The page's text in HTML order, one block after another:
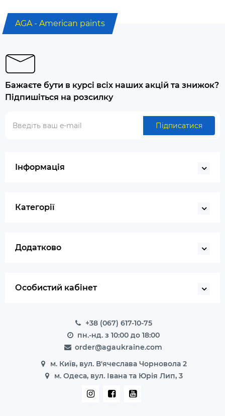
AGA - American paints
Бажаєте бути в курсі всіх наших акцій та знижок?
Підпишіться на розсилку
Підписатися
Інформація
Категорії
Додатково
Особистий кабінет
+38 (067) 617-10-75
пн.-нд. з 10:00 до 18:00
order@agaukraine.com
м. Київ, вул. В'ячеслава Чорновола 2
м. Одеса, вул. Івана та Юрія Лип, 3